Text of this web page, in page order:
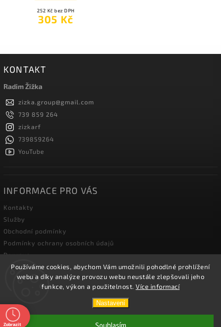
Používáme cookies, abychom Vám umožnili pohodlné prohlížení
webu a díky analýze provozu webu neustále zlepšovali jeho
funkce, výkon a použitelnost. Více informací
Nastavení
252 Kč bez DPH
305 Kč
KONTAKT
Radim Žižka
zizka.group@gmail.com
739 859 264
zizkarf
739859264
YouTube
INFORMACE PRO VÁS
Kontakty
Služby
Obchodní podmínky
Podmínky ochrany osobních údajů
Doprava
Blog zahradní techniky
Žižka R&F s.r.o.. Všechna práva vyhrazena.
Shoptet
Zobrazit